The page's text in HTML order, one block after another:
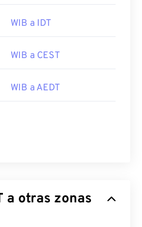
WIB a IDT
WIB a CEST
WIB a AEDT
a otras zonas